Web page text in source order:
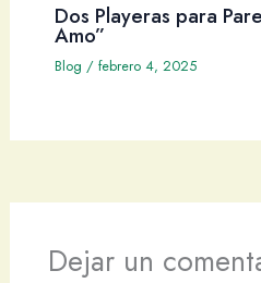
Dos Playeras para
Amo”
Blog / febrero 4, 2025
Dejar un